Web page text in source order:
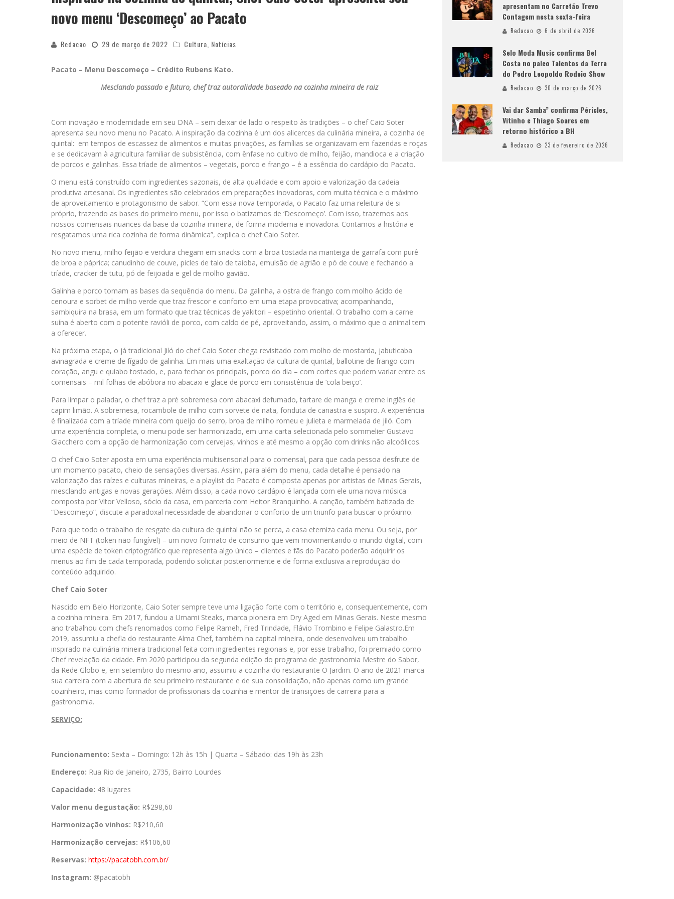
novo menu ‘Descomeço’ ao Pacato
Redacao 29 de março de 2022 Cultura Notícias
Pacato – Menu Descomeço – Crédito Rubens Kato.
Mesclando passado e futuro, chef traz autoralidade baseado na cozinha mineira de raiz
Com inovação e modernidade em seu DNA – sem deixar de lado o respeito às tradições – o chef Caio Soter
apresenta seu novo menu no Pacato. A inspiração da cozinha é um dos alicerces da culinária mineira, a cozinha de
quintal: em tempos de escassez de alimentos e muitas privações, as famílias se organizavam em fazendas e roças
e se dedicavam à agricultura familiar de subsistência, com ênfase no cultivo de milho, feijão, mandioca e a criação
de porcos e galinhas. Essa tríade de alimentos – vegetais, porco e frango – é a essência do cardápio do Pacato.
O menu está construído com ingredientes sazonais, de alta qualidade e com apoio e valorização da cadeia
produtiva artesanal. Os ingredientes são celebrados em preparações inovadoras, com muita técnica e o máximo
de aproveitamento e protagonismo de sabor. “Com essa nova temporada, o Pacato faz uma releitura de si
próprio, trazendo as bases do primeiro menu, por isso o batizamos de ‘Descomeço’. Com isso, trazemos aos
nossos comensais nuances da base da cozinha mineira, de forma moderna e inovadora. Contamos a história e
resgatamos uma rica cozinha de forma dinâmica”, explica o chef Caio Soter.
No novo menu, milho feijão e verdura chegam em snacks com a broa tostada na manteiga de garrafa com purê
de broa e páprica; canudinho de couve, picles de talo de taioba, emulsão de agrião e pó de couve e fechando a
tríade, cracker de tutu, pó de feijoada e gel de molho gavião.
Galinha e porco tomam as bases da sequência do menu. Da galinha, a ostra de frango com molho ácido de
cenoura e sorbet de milho verde que traz frescor e conforto em uma etapa provocativa; acompanhando,
sambiquira na brasa, em um formato que traz técnicas de yakitori – espetinho oriental. O trabalho com a carne
suína é aberto com o potente ravióli de porco, com caldo de pé, aproveitando, assim, o máximo que o animal tem
a oferecer.
Na próxima etapa, o já tradicional Jiló do chef Caio Soter chega revisitado com molho de mostarda, jabuticaba
avinagrada e creme de fígado de galinha. Em mais uma exaltação da cultura de quintal, ballotine de frango com
coração, angu e quiabo tostado, e, para fechar os principais, porco do dia – com cortes que podem variar entre os
comensais – mil folhas de abóbora no abacaxi e glace de porco em consistência de ‘cola beiço’.
Para limpar o paladar, o chef traz a pré sobremesa com abacaxi defumado, tartare de manga e creme inglês de
capim limão. A sobremesa, rocambole de milho com sorvete de nata, fonduta de canastra e suspiro. A experiência
é finalizada com a tríade mineira com queijo do serro, broa de milho romeu e julieta e marmelada de jiló. Com
uma experiência completa, o menu pode ser harmonizado, em uma carta selecionada pelo sommelier Gustavo
Giacchero com a opção de harmonização com cervejas, vinhos e até mesmo a opção com drinks não alcoólicos.
O chef Caio Soter aposta em uma experiência multisensorial para o comensal, para que cada pessoa desfrute de
um momento pacato, cheio de sensações diversas. Assim, para além do menu, cada detalhe é pensado na
valorização das raízes e culturas mineiras, e a playlist do Pacato é composta apenas por artistas de Minas Gerais,
mesclando antigas e novas gerações. Além disso, a cada novo cardápio é lançada com ele uma nova música
composta por Vitor Velloso, sócio da casa, em parceria com Heitor Branquinho. A canção, também batizada de
“Descomeço”, discute a paradoxal necessidade de abandonar o conforto de um triunfo para buscar o próximo.
Para que todo o trabalho de resgate da cultura de quintal não se perca, a casa eterniza cada menu. Ou seja, por
meio de NFT (token não fungível) – um novo formato de consumo que vem movimentando o mundo digital, com
uma espécie de token criptográfico que representa algo único – clientes e fãs do Pacato poderão adquirir os
menus ao fim de cada temporada, podendo solicitar posteriormente e de forma exclusiva a reprodução do
conteúdo adquirido.
Chef Caio Soter
Nascido em Belo Horizonte, Caio Soter sempre teve uma ligação forte com o território e, consequentemente, com
a cozinha mineira. Em 2017, fundou a Umami Steaks, marca pioneira em Dry Aged em Minas Gerais. Neste mesmo
ano trabalhou com chefs renomados como Felipe Rameh, Fred Trindade, Flávio Trombino e Felipe Galastro.Em
2019, assumiu a chefia do restaurante Alma Chef, também na capital mineira, onde desenvolveu um trabalho
inspirado na culinária mineira tradicional feita com ingredientes regionais e, por esse trabalho, foi premiado como
Chef revelação da cidade. Em 2020 participou da segunda edição do programa de gastronomia Mestre do Sabor,
da Rede Globo e, em setembro do mesmo ano, assumiu a cozinha do restaurante O Jardim. O ano de 2021 marca
sua carreira com a abertura de seu primeiro restaurante e de sua consolidação, não apenas como um grande
cozinheiro, mas como formador de profissionais da cozinha e mentor de transições de carreira para a
gastronomia.
SERVIÇO:
Funcionamento: Sexta – Domingo: 12h às 15h | Quarta – Sábado: das 19h às 23h
Endereço: Rua Rio de Janeiro, 2735, Bairro Lourdes
Capacidade: 48 lugares
Valor menu degustação: R$298,60
Harmonização vinhos: R$210,60
Harmonização cervejas: R$106,60
Reservas: https://pacatobh.com.br/
Instagram: @pacatobh
apresentam no Carretão Trevo
Contagem nesta sexta-feira
Redacao 6 de abril de 2026
Selo Moda Music confirma Bel
Costa no palco Talentos da Terra
do Pedro Leopoldo Rodeio Show
Redacao 30 de março de 2026
Vai dar Samba” confirma Péricles,
Vitinho e Thiago Soares em
retorno histórico a BH
Redacao 23 de fevereiro de 2026